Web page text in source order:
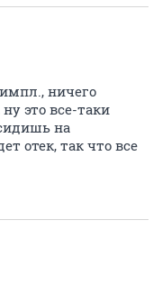
ничего
это все-таки
на
отек, так что все